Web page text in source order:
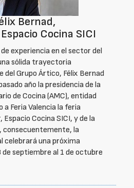
Bernad,
Cocina SICI
experiencia en el sector del
sólida trayectoria
Grupo Ártico, Félix Bernad
año la presidencia de la
de Cocina (AMC), entidad
Feria Valencia la feria
Cocina SICI, y de la
consecuentemente, la
celebrará una próxima
septiembre al 1 de octubre